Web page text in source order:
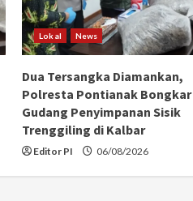
Lokal News
Dua Tersangka Diamankan,
Polresta Pontianak Bongkar
Gudang Penyimpanan Sisik
Trenggiling di Kalbar
Editor PI 06/08/2026